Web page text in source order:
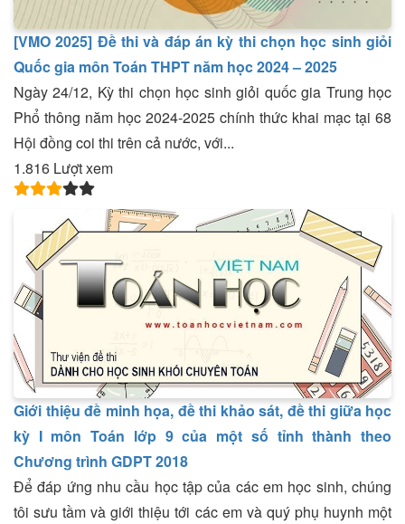
[VMO 2025] Đề thi và đáp án kỳ thi chọn học sinh giỏi
Quốc gia môn Toán THPT năm học 2024 – 2025
Ngày 24/12, Kỳ thi chọn học sinh giỏi quốc gia Trung học
Phổ thông năm học 2024-2025 chính thức khai mạc tại 68
Hội đồng coi thi trên cả nước, với...
1.816 Lượt xem
Giới thiệu đề minh họa, đề thi khảo sát, đề thi giữa học
kỳ I môn Toán lớp 9 của một số tỉnh thành theo
Chương trình GDPT 2018
Để đáp ứng nhu cầu học tập của các em học sinh, chúng
tôi sưu tầm và giới thiệu tới các em và quý phụ huynh một